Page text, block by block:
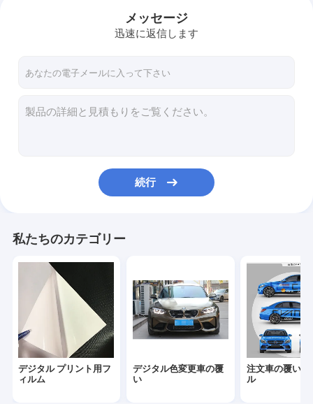
注文車の覆いのビニール
TPU車のペンキの保護フィルム
メッセージ
迅速に返信します
続行
私たちのカテゴリー
デジタル プリント用フ
ィルム
デジタル色変更車の覆
い
注文車の覆いの
ル